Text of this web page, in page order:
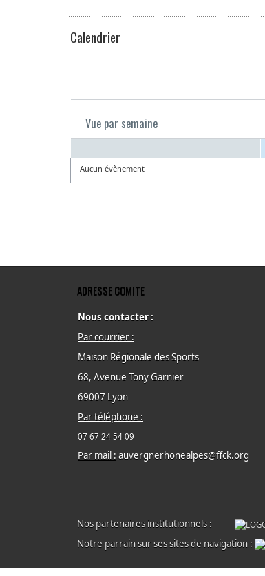
Calendrier
Vue par semaine
Aucun évènement
ADRESSE COMITE
Nous contacter :
Par courrier :
Maison Régionale des Sports
68, Avenue Tony Garnier
69007 Lyon
Par téléphone :
07 67 24 54 09
Par mail : auvergnerhonealpes@ffck.org
Nos partenaires institutionnels :
Notre parrain sur ses sites de navigation :